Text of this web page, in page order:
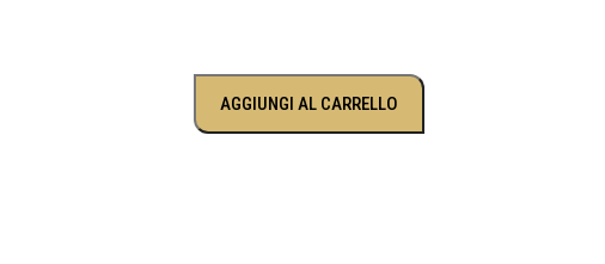
AGGIUNGI AL CARRELLO